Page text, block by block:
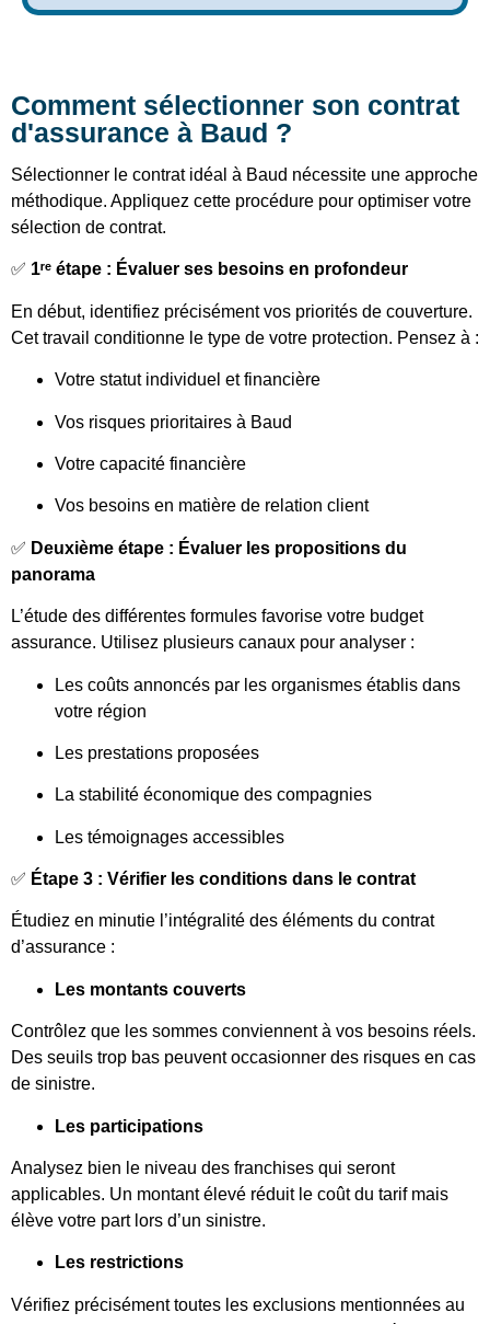
Comment sélectionner son contrat
d'assurance à Baud ?
Sélectionner le contrat idéal à Baud nécessite une approche
méthodique. Appliquez cette procédure pour optimiser votre
sélection de contrat.
✅ 1ʳᵉ étape : Évaluer ses besoins en profondeur
En début, identifiez précisément vos priorités de couverture.
Cet travail conditionne le type de votre protection. Pensez à :
Votre statut individuel et financière
Vos risques prioritaires à Baud
Votre capacité financière
Vos besoins en matière de relation client
✅ Deuxième étape : Évaluer les propositions du
panorama
L’étude des différentes formules favorise votre budget
assurance. Utilisez plusieurs canaux pour analyser :
Les coûts annoncés par les organismes établis dans
votre région
Les prestations proposées
La stabilité économique des compagnies
Les témoignages accessibles
✅ Étape 3 : Vérifier les conditions dans le contrat
Étudiez en minutie l’intégralité des éléments du contrat
d’assurance :
Les montants couverts
Contrôlez que les sommes conviennent à vos besoins réels.
Des seuils trop bas peuvent occasionner des risques en cas
de sinistre.
Les participations
Analysez bien le niveau des franchises qui seront
applicables. Un montant élevé réduit le coût du tarif mais
élève votre part lors d’un sinistre.
Les restrictions
Vérifiez précisément toutes les exclusions mentionnées au